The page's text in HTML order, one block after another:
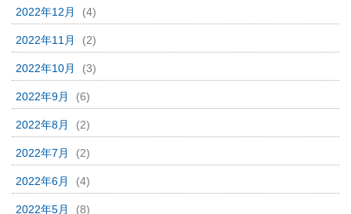
2022年12月 (4)
2022年11月 (2)
2022年10月 (3)
2022年9月 (6)
2022年8月 (2)
2022年7月 (2)
2022年6月 (4)
2022年5月 (8)